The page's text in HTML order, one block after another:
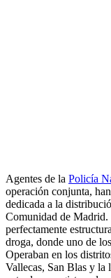
Agentes de la Policía
operación conjunta,
dedicada a la
Comunidad de Madrid.
perfectamente
droga, donde uno de
Operaban en los
Vallecas, San Blas y la